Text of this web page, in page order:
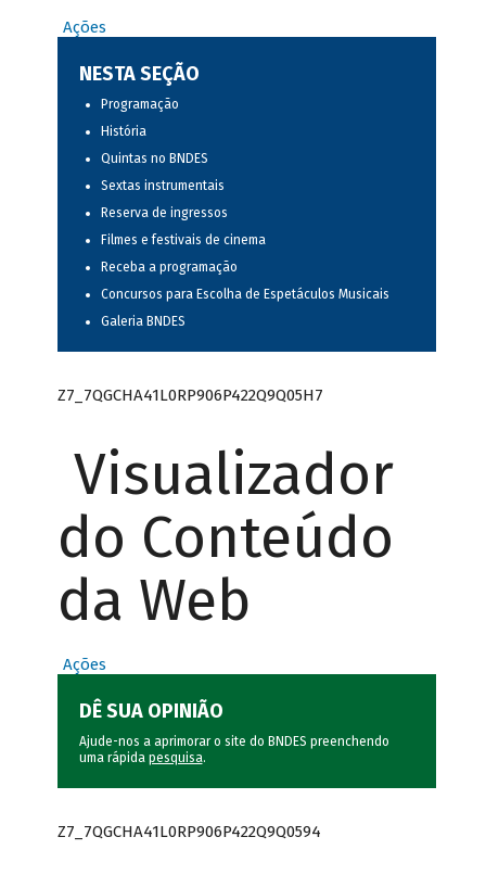
Ações
NESTA SEÇÃO
Programação
História
Quintas no BNDES
Sextas instrumentais
Reserva de ingressos
Filmes e festivais de cinema
Receba a programação
Concursos para Escolha de Espetáculos Musicais
Galeria BNDES
Z7_7QGCHA41L0RP906P422Q9Q05H7
Visualizador
do Conteúdo
da Web
Ações
DÊ SUA OPINIÃO
Ajude-nos a aprimorar o site do BNDES preenchendo
uma rápida pesquisa.
Z7_7QGCHA41L0RP906P422Q9Q0594